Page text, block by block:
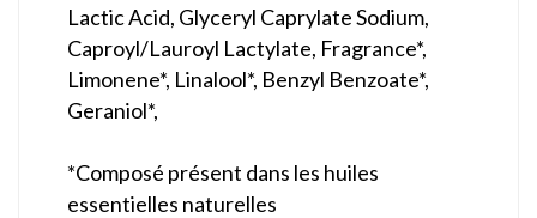
Lactic Acid, Glyceryl Caprylate Sodium,
Caproyl/Lauroyl Lactylate, Fragrance*,
Limonene*, Linalool*, Benzyl Benzoate*,
Geraniol*,
*Composé présent dans les huiles
essentielles naturelles